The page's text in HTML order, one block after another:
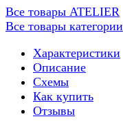
Все товары ATELIER
Все товары категории
Характеристики
Описание
Схемы
Как купить
Отзывы